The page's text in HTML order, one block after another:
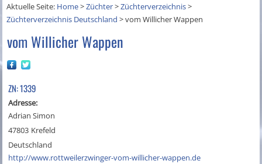
Aktuelle Seite: Home>Züchter>Züchterverzeichnis>
Züchterverzeichnis Deutschland >vom Willicher Wappen
vom Willicher Wappen
ZN: 1339
Adresse:
Adrian Simon
47803 Krefeld
Deutschland
http://www.rottweilerzwinger-vom-willicher-wappen.de